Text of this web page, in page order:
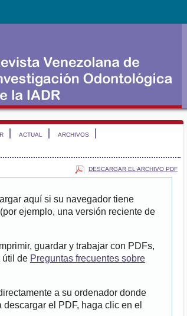
ACTUAL ARCHIVOS
DESCARGAR EL ARCHIVO PDF
aquí si su navegador tiene
ejemplo, una versión reciente de
guardar y trabajar con PDFs,
útil de Preguntas frecuentes sobre
a su ordenador donde
el PDF, haga clic en el